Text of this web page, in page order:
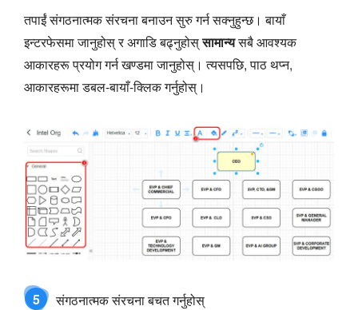
तपाईं संगठनात्मक संरचना बनाउन सुरु गर्न सक्नुहुन्छ। बायाँ
इन्टरफेसमा जानुहोस् र अगाडि बढ्नुहोस्सामान्यसबै आवश्यक
आकारहरू प्रयोग गर्न खण्डमा जानुहोस्। त्यसपछि, पाठ थप्न,
आकारहरूमा डबल-बायाँ-क्लिक गर्नुहोस्।
5 संगठनात्मक संरचना बचत गर्नुहोस्